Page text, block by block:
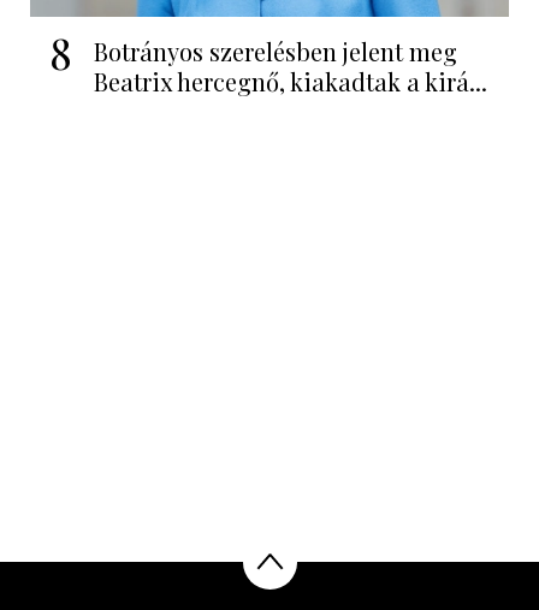
8
Botrányos szerelésben jelent meg
Beatrix hercegnő, kiakadtak a kirá...